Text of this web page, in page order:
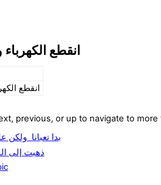
انقطع
انقطع
previous, or up to navigate to
بدا تعبانا
ذهبت إلى